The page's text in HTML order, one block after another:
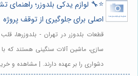
⭐️🔧 لوازم یدکی بلدوزر؛
اصلی برای جلوگیری از توقف پروژه
قطعات بلدوزر در تهران - بلدوزرها،
سازی، ماشین آلات سنگینی هستند که
دشواری را بر عهده دارند. | مشاهده و